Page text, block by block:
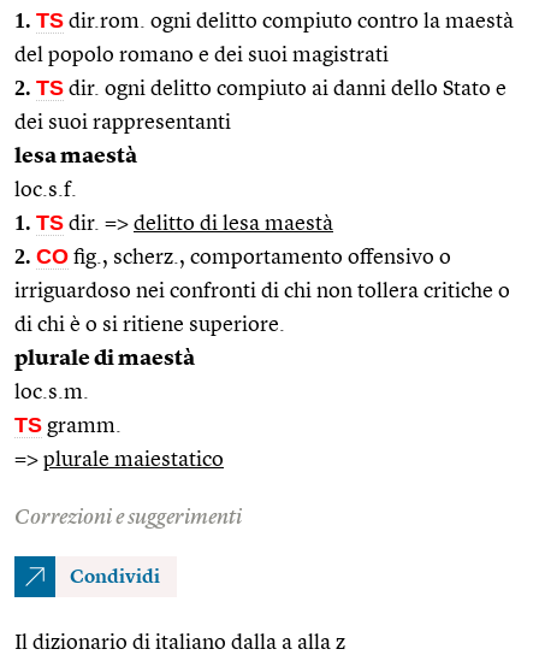
1. TS dir.rom. ogni delitto compiuto contro la maestà
del popolo romano e dei suoi magistrati
2. TS dir. ogni delitto compiuto ai danni dello Stato e
dei suoi rappresentanti
lesa maestà
loc.s.f.
1. TS dir. => delitto di lesa maestà
2. CO fig., scherz., comportamento offensivo o
irriguardoso nei confronti di chi non tollera critiche o
di chi è o si ritiene superiore.
plurale di maestà
loc.s.m.
TS gramm.
=> plurale maiestatico
Correzioni e suggerimenti
Condividi
Il dizionario di italiano dalla a alla z